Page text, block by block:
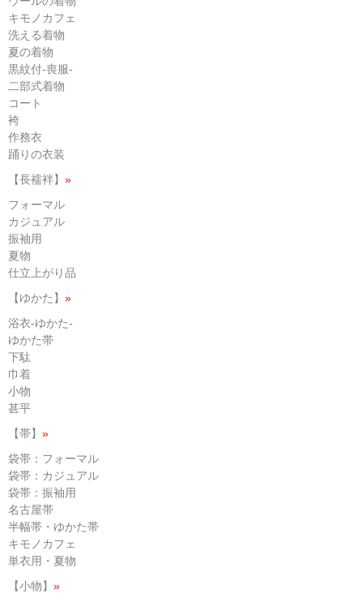
キモノカフェ
洗える着物
夏の着物
黒紋付-喪服-
二部式着物
コート
袴
作務衣
踊りの衣装
【長襦袢】 »
フォーマル
カジュアル
振袖用
夏物
仕立上がり品
【ゆかた】 »
浴衣-ゆかた-
ゆかた帯
下駄
巾着
小物
甚平
【帯】 »
袋帯：フォーマル
袋帯：カジュアル
袋帯：振袖用
名古屋帯
半幅帯・ゆかた帯
キモノカフェ
単衣用・夏物
【小物】 »